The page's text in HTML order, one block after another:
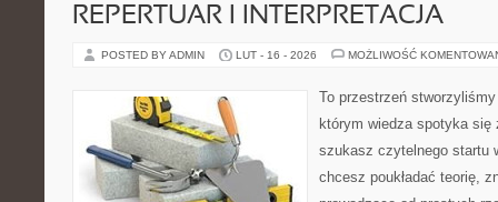
REPERTUAR I INTERPRETACJA
POSTED BY ADMIN LUT - 16 - 2026 MOŻLIWOŚĆ
To przestrzeń
którym wiedza spotyka
szukasz czytelnego startu
chcesz poukładać teorię,